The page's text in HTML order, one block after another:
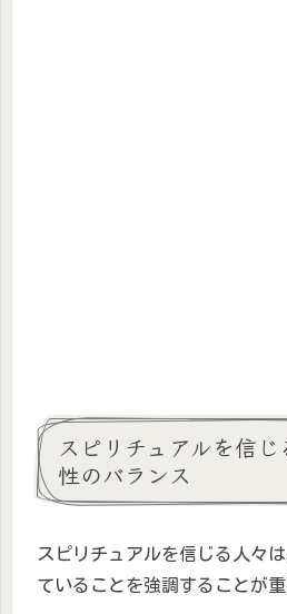
スピリチュアルを信
性のバランス
スピリチュアルを信じる人々
ていることを強調することが重